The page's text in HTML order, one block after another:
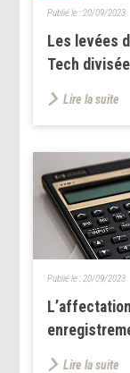
Les levées
Tech
Publié le : 20/09/2023
Lire la suite
Publié le : 20/09/2023
Lire la suite